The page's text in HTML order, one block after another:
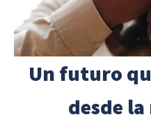
Un futuro
desde